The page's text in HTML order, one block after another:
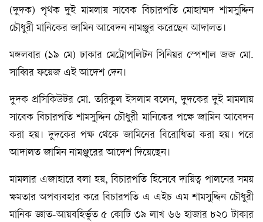
(দুদক) পৃথক দুই মামলায় সাবেক বিচারপতি মোহাম্মদ শামসুদ্দিন
চৌধুরী মানিকের জামিন আবেদন নামঞ্জুর করেছেন আদালত।
মঙ্গলবার (১৯ মে) ঢাকার মেট্রোপলিটন সিনিয়র স্পেশাল জজ মো.
সাব্বির ফয়েজ এই আদেশ দেন।
দুদক প্রসিকিউটর মো. তরিকুল ইসলাম বলেন, দুদকের দুই মামলায়
সাবেক বিচারপতি শামসুদ্দিন চৌধুরী মানিকের পক্ষে জামিন আবেদন
করা হয়। দুদকের পক্ষ থেকে জামিনের বিরোধিতা করা হয়। পরে
আদালত জামিন নামঞ্জুরের আদেশ দিয়েছেন।
মামলার এজাহারে বলা হয়, বিচারপতি হিসেবে দায়িত্ব পালনের সময়
ক্ষমতার অপব্যবহার করে বিচারপতি এ এইচ এম শামসুদ্দিন চৌধুরী
মানিক জ্ঞাত-আয়বহির্ভূত ৫ কোটি ৩৯ লাখ ৬৬ হাজার ৮২০ টাকার